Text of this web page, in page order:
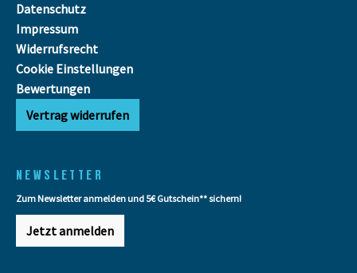
Datenschutz
Impressum
Widerrufsrecht
Cookie Einstellungen
Bewertungen
Vertrag widerrufen
NEWSLETTER
Zum Newsletter anmelden und 5€ Gutschein** sichern!
Jetzt anmelden